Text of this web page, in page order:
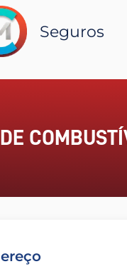
Seguros